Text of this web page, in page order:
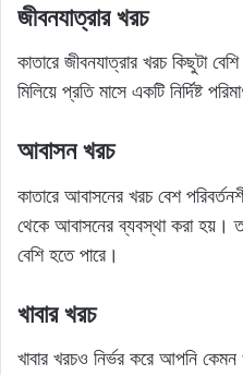
জীবনযাত্রার খরচ
কাতারে জীবনযাত্রার খরচ কিছুটা
মিলিয়ে প্রতি মাসে একটি নির্দিষ্ট
আবাসন খরচ
কাতারে আবাসনের খরচ বেশ
থেকে আবাসনের ব্যবস্থা করা হয়।
বেশি হতে পারে।
খাবার খরচ
খাবার খরচও নির্ভর করে আপনি কেমন